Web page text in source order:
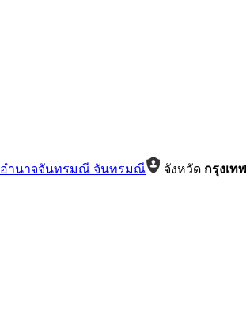
อำนาจจันทรมณี จันทรมณี จังหวัด กรุงเท